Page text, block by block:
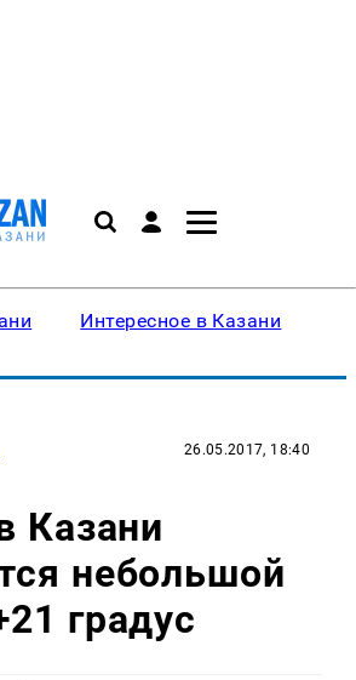
Интересное в Казани
26.05.2017, 18:40
Казани
небольшой
градус